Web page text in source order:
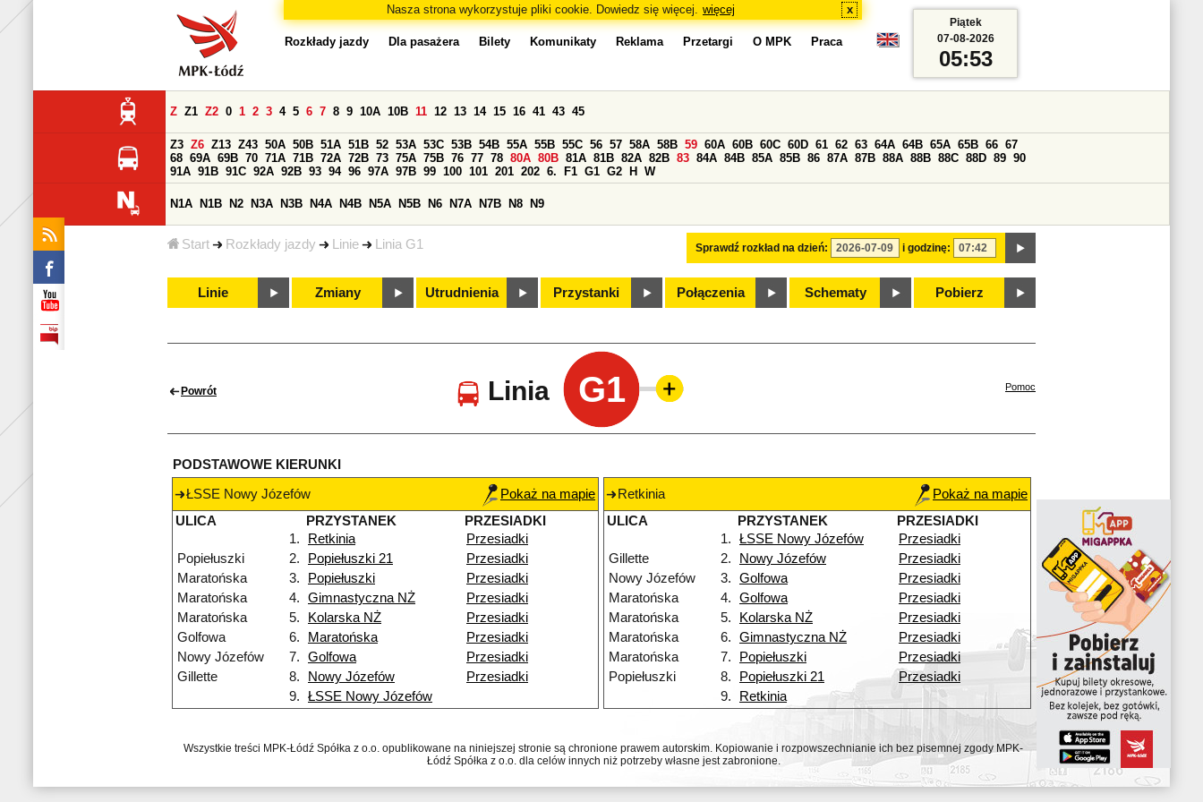
Nasza strona wykorzystuje pliki cookie. Dowiedz się więcej. więcej x
Start Rozkłady jazdy Linie Linia G1
Rozkłady jazdy Dla pasażera Bilety Komunikaty Reklama Przetargi O MPK Praca
Sprawdź rozkład na dzień: i godzinę:
Z Z1 Z2 0 1 2 3 4 5 6 7 8 9 10A 10B 11 12 13 14 15 16 41 43 45
Z3 Z6 Z13 Z43 50A 50B 51A 51B 52 53A 53C 53B 54B 55A 55B 55C 56 57 58A 58B 59 60A 60B 60C 60D 61 62 63 64A 64B 65A 65B 66 67
68 69A 69B 70 71A 71B 72A 72B 73 75A 75B 76 77 78 80A 80B 81A 81B 82A 82B 83 84A 84B 85A 85B 86 87A 87B 88A 88B 88C 88D 89 90
91A 91B 91C 92A 92B 93 94 96 97A 97B 99 100 101 201 202 6. F1 G1 G2 H W
N1A N1B N2 N3A N3B N4A N4B N5A N5B N6 N7A N7B N8 N9
Linie Zmiany Utrudnienia Przystanki Połączenia Schematy Pobierz
Piątek
07-08-2026
05:53
Powrót Linia G1 Pomoc
PODSTAWOWE KIERUNKI
ŁSSE Nowy Józefów
Pokaż na mapie
ULICA
PRZYSTANEK
PRZESIADKI
1.
Retkinia
Przesiadki
Popiełuszki
2. Popiełuszki 21
Przesiadki
Maratońska
3. Popiełuszki
Przesiadki
Maratońska
4. Gimnastyczna NŻ
Przesiadki
Maratońska
5. Kolarska NŻ
Przesiadki
Golfowa
6. Maratońska
Przesiadki
Nowy Józefów
7. Golfowa
Przesiadki
Gillette
8. Nowy Józefów
Przesiadki
9.
ŁSSE Nowy Józefów
Retkinia
Pokaż na mapie
ULICA
PRZYSTANEK
PRZESIADKI
1.
ŁSSE Nowy Józefów
Przesiadki
Gillette
2. Nowy Józefów
Przesiadki
Nowy Józefów
3. Golfowa
Przesiadki
Maratońska
4. Golfowa
Przesiadki
Maratońska
5. Kolarska NŻ
Przesiadki
Maratońska
6. Gimnastyczna NŻ
Przesiadki
Maratońska
7. Popiełuszki
Przesiadki
Popiełuszki
8. Popiełuszki 21
Przesiadki
9.
Retkinia
Wszystkie treści MPK-Łódź Spółka z o.o. opublikowane na niniejszej stronie są chronione prawem autorskim. Kopiowanie i rozpowszechnianie ich bez pisemnej zgody MPK-
Łódź Spółka z o.o. dla celów innych niż potrzeby własne jest zabronione.